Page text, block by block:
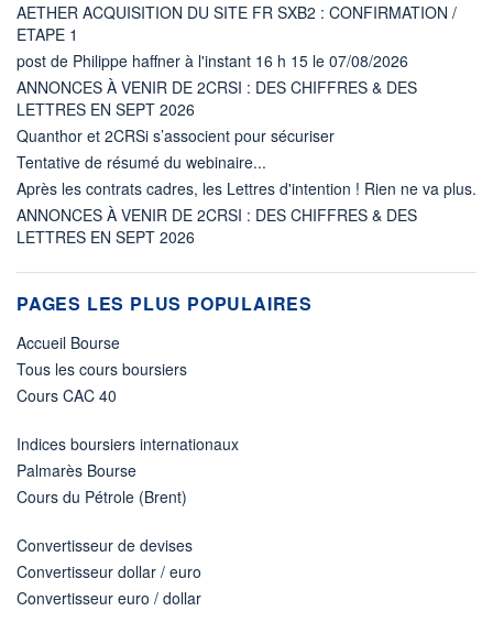
AETHER ACQUISITION DU SITE FR SXB2 : CONFIRMATION /
ETAPE 1
post de Philippe haffner à l'instant 16 h 15 le 07/08/2026
ANNONCES À VENIR DE 2CRSI : DES CHIFFRES & DES
LETTRES EN SEPT 2026
Quanthor et 2CRSi s’associent pour sécuriser
Tentative de résumé du webinaire...
Après les contrats cadres, les Lettres d'intention ! Rien ne va plus.
ANNONCES À VENIR DE 2CRSI : DES CHIFFRES & DES
LETTRES EN SEPT 2026
PAGES LES PLUS POPULAIRES
Accueil Bourse
Tous les cours boursiers
Cours CAC 40
Indices boursiers internationaux
Palmarès Bourse
Cours du Pétrole (Brent)
Convertisseur de devises
Convertisseur dollar / euro
Convertisseur euro / dollar